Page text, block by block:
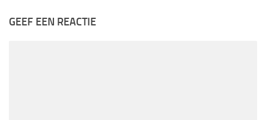
GEEF EEN REACTIE